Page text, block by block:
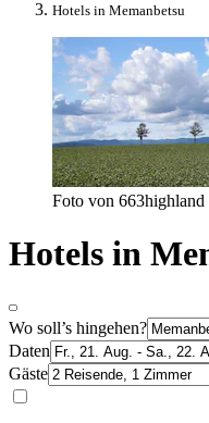
Hotels in Memanbetsu
Foto von 663highland
Hotels in
Wo soll’s hingehen?
Daten
Gäste